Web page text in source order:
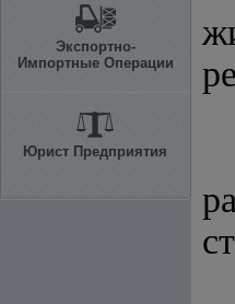
Экспортно-
Импортные Операции
Юрист Предприятия